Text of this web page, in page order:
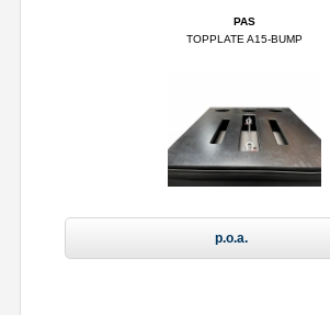
PAS
TOPPLATE A15-BUMP
p.o.a.